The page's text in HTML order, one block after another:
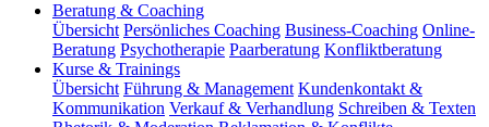
Beratung & Coaching
Übersicht Persönliches Coaching Business-Coaching Online-
Beratung Psychotherapie Paarberatung Konfliktberatung
Kurse & Trainings
Übersicht Führung & Management Kundenkontakt &
Kommunikation Verkauf & Verhandlung Schreiben & Texten